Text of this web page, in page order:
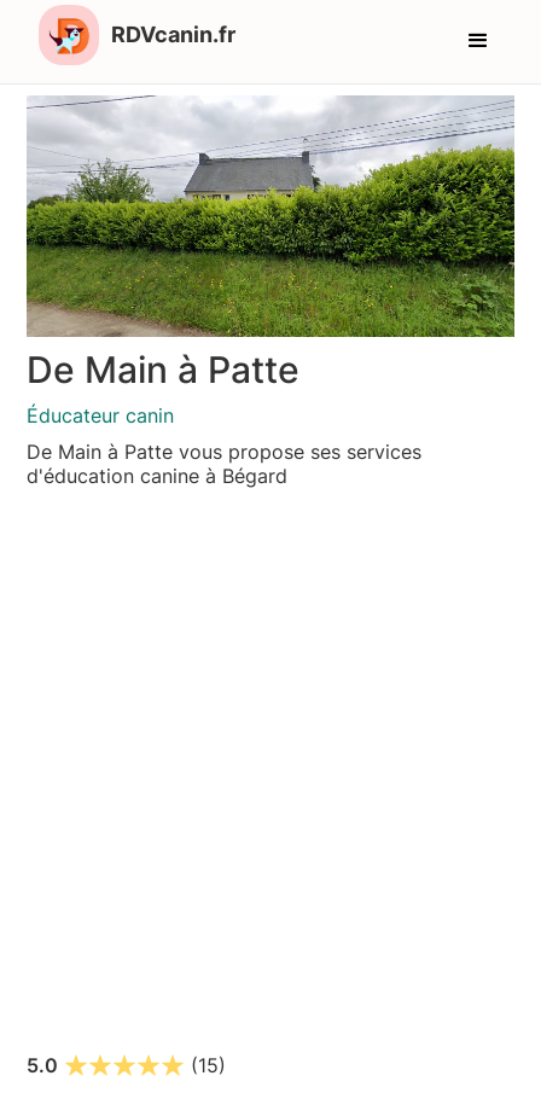
RDVcanin.fr
De Main à Patte
Éducateur canin
De Main à Patte vous propose ses services
d'éducation canine à Bégard
5.0 (15)